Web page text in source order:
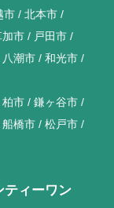
市
北本市
加市
戸田市
八潮市 和光市
柏市
鎌ヶ谷市
船橋市
松戸市
ティーワン